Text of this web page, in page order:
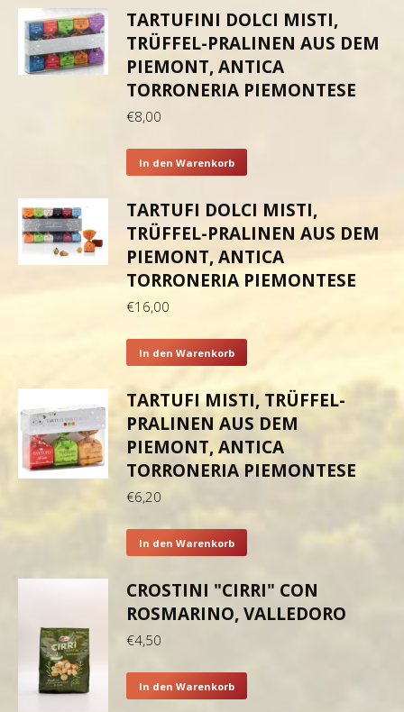
TARTUFINI DOLCI MISTI,
TRÜFFEL-PRALINEN AUS DEM
PIEMONT, ANTICA
TORRONERIA PIEMONTESE
€8,00
In den Warenkorb
TARTUFI DOLCI MISTI,
TRÜFFEL-PRALINEN AUS DEM
PIEMONT, ANTICA
TORRONERIA PIEMONTESE
€16,00
In den Warenkorb
TARTUFI MISTI, TRÜFFEL-
PRALINEN AUS DEM
PIEMONT, ANTICA
TORRONERIA PIEMONTESE
€6,20
In den Warenkorb
CROSTINI "CIRRI" CON
ROSMARINO, VALLEDORO
€4,50
In den Warenkorb